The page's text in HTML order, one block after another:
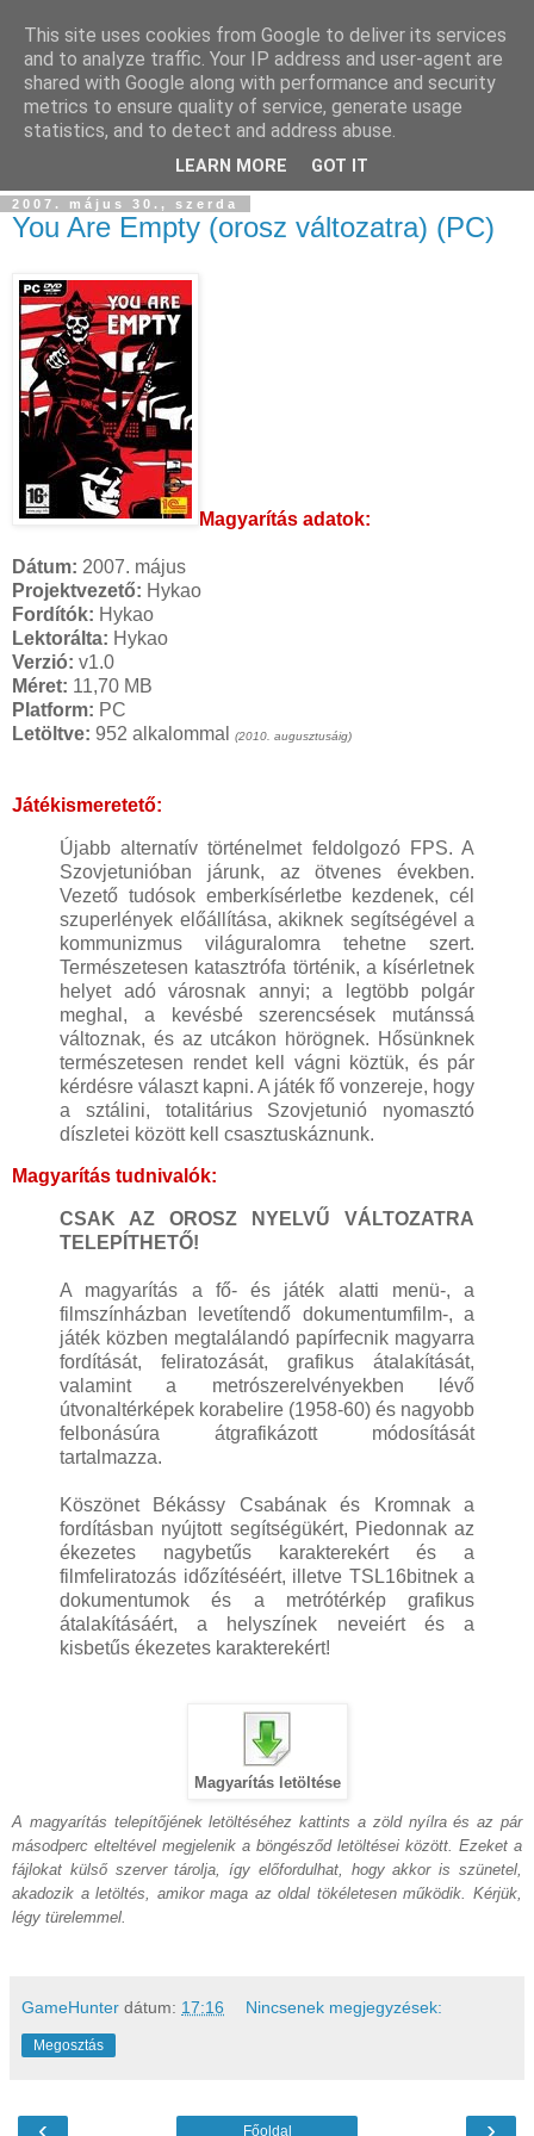
2007. május 30., szerda
You Are Empty (orosz változatra) (PC)
Magyarítás adatok:
Dátum: 2007. május
Projektvezető: Hykao
Fordítók: Hykao
Lektorálta: Hykao
Verzió: v1.0
Méret: 11,70 MB
Platform: PC
Letöltve: 952 alkalommal (2010. augusztusáig)
Játékismeretető:
Újabb alternatív történelmet feldolgozó FPS. A
Szovjetunióban járunk, az ötvenes években.
Vezető tudósok emberkísérletbe kezdenek, cél
szuperlények előállítása, akiknek segítségével a
kommunizmus világuralomra tehetne szert.
Természetesen katasztrófa történik, a kísérletnek
helyet adó városnak annyi; a legtöbb polgár
meghal, a kevésbé szerencsések mutánssá
változnak, és az utcákon hörögnek. Hősünknek
természetesen rendet kell vágni köztük, és pár
kérdésre választ kapni. A játék fő vonzereje, hogy
a sztálini, totalitárius Szovjetunió nyomasztó
díszletei között kell csasztuskáznunk.
Magyarítás tudnivalók:
CSAK AZ OROSZ NYELVŰ VÁLTOZATRA
TELEPÍTHETŐ!
A magyarítás a fő- és játék alatti menü-, a
filmszínházban levetítendő dokumentumfilm-, a
játék közben megtalálandó papírfecnik magyarra
fordítását, feliratozását, grafikus átalakítását,
valamint a metrószerelvényekben lévő
útvonaltérképek korabelire (1958-60) és nagyobb
felbonásúra átgrafikázott módosítását
tartalmazza.
Köszönet Békássy Csabának és Kromnak a
fordításban nyújtott segítségükért, Piedonnak az
ékezetes nagybetűs karakterekért és a
filmfeliratozás időzítéséért, illetve TSL16bitnek a
dokumentumok és a metrótérkép grafikus
átalakításáért, a helyszínek neveiért és a
kisbetűs ékezetes karakterekért!
Magyarítás letöltése
A magyarítás telepítőjének letöltéséhez kattints a zöld nyílra és az pár
másodperc elteltével megjelenik a böngésződ letöltései között. Ezeket a
fájlokat külső szerver tárolja, így előfordulhat, hogy akkor is szünetel,
akadozik a letöltés, amikor maga az oldal tökéletesen működik. Kérjük,
légy türelemmel.
GameHunter dátum: 17:16 Nincsenek megjegyzések:
Megosztás
‹ ›
Főoldal
This site uses cookies from Google to deliver its services
and to analyze traffic. Your IP address and user-agent are
shared with Google along with performance and security
metrics to ensure quality of service, generate usage
statistics, and to detect and address abuse.
LEARN MORE GOT IT